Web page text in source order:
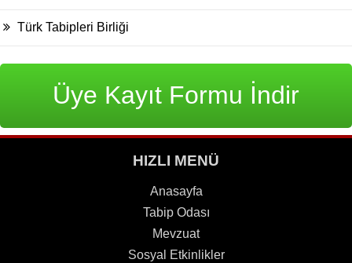
Türk Tabipleri Birliği
Üye Kayıt Formu İndir
HIZLI MENÜ
Anasayfa
Tabip Odası
Mevzuat
Sosyal Etkinlikler